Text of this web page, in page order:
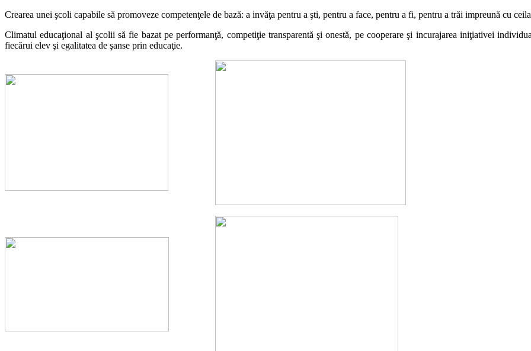
Crearea unei şcoli capabile să promoveze competenţele de bază: a invăţa pentru a şti, pentru a face, pentru a fi, pentru a trăi impreună cu
Climatul educaţional al şcolii să fie bazat pe performanţă, competiţie transparentă şi onestă, pe cooperare şi incurajarea iniţiativei
fiecărui elev şi egalitatea de şanse prin educaţie.